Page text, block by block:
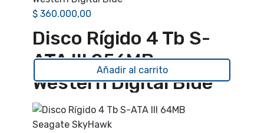
$ 360.000,00
Disco Rígido 4 Tb S-
ATA III 256MB
Western Digital Blue
Añadir al carrito